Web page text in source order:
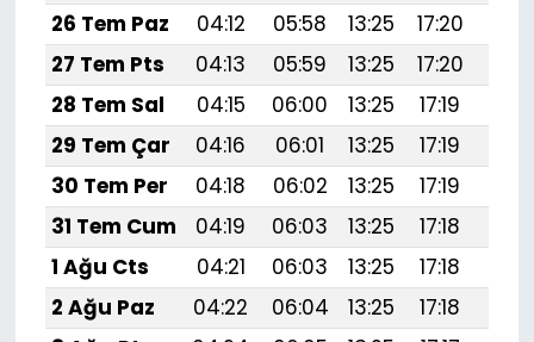
26 Tem Paz
04:12 05:58 13:25 17:20
27 Tem Pts
04:13 05:59 13:25 17:20
28 Tem Sal
04:15 06:00 13:25 17:19
29 Tem Çar
04:16 06:01 13:25 17:19
30 Tem Per
04:18 06:02 13:25 17:19
31 Tem Cum
04:19 06:03 13:25 17:18
1 Ağu Cts
04:21 06:03 13:25 17:18
2 Ağu Paz
04:22 06:04 13:25 17:18